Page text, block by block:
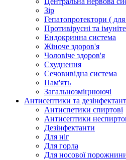
Зір
Гепатопротектори (
Противірусні та
Ендокринна система
Жіноче здоров'я
Чоловіче здоров'я
Схуднення
Сечовивідна система
Пам'ять
Загальнозміцнюючі
Антисептики та
Антиспетики спиртові
Антисептики
Дезінфектанти
Для ніг
Для горла
Для носової